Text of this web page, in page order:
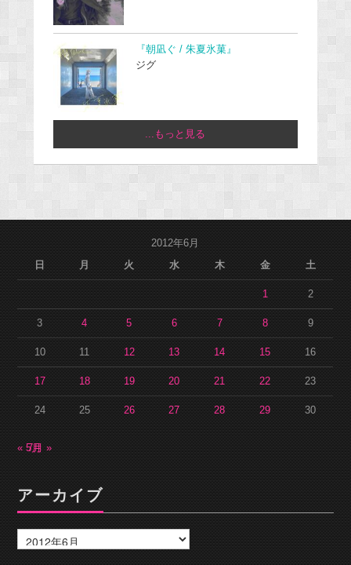
『朝凪ぐ / 朱夏氷菓』
ジグ
...もっと見る
2012年6月
日
月 火 水 木 金 土
1 2
3 4 5 6 7 8 9
10 11 12 13 14 15 16
17 18 19 20 21 22 23
24 25 26 27 28 29 30
« 5月7月 »
アーカイブ
ー
カ